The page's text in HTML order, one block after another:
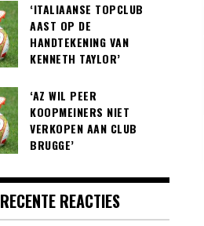
‘ITALIAANSE TOPCLUB
AAST OP DE
HANDTEKENING VAN
KENNETH TAYLOR’
‘AZ WIL PEER
KOOPMEINERS NIET
VERKOPEN AAN CLUB
BRUGGE’
RECENTE REACTIES